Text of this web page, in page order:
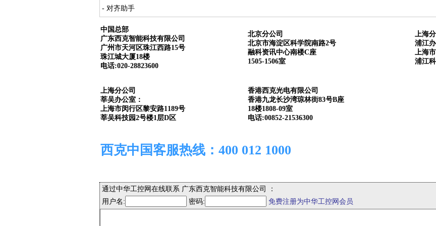
- 对齐助手
中国总部
广东西克智能科技有限公司
广州市天河区珠江西路15号
珠江城大厦18楼
电话:020-28823600
北京分公司
北京市海淀区科学院南路2号
融科资讯中心南楼C座
1505-1506室
上海
浦江
上海
浦江
上海分公司
莘吴办公室：
上海市闵行区黎安路1189号
莘吴科技园2号楼1层D区
香港西克光电有限公司
香港九龙长沙湾琼林街83号B座
18楼1808-09室
电话:00852-21536300
西克中国客服热线：400 012 1000
通过中华工控网在线联系 广东西克智能科技有限公司 ：
用户名:
密码: 免费注册为中华工控网会员